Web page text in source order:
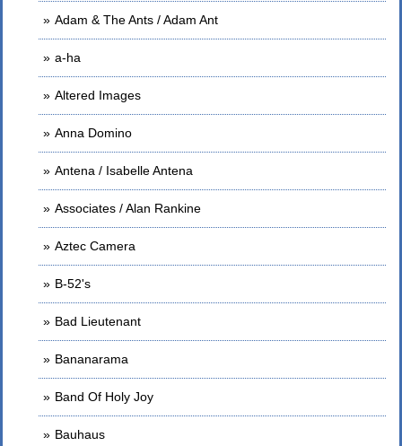
Adam & The Ants / Adam Ant
a-ha
Altered Images
Anna Domino
Antena / Isabelle Antena
Associates / Alan Rankine
Aztec Camera
B-52's
Bad Lieutenant
Bananarama
Band Of Holy Joy
Bauhaus